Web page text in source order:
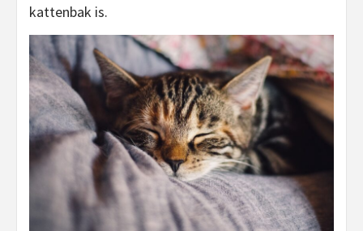
kattenbak is.